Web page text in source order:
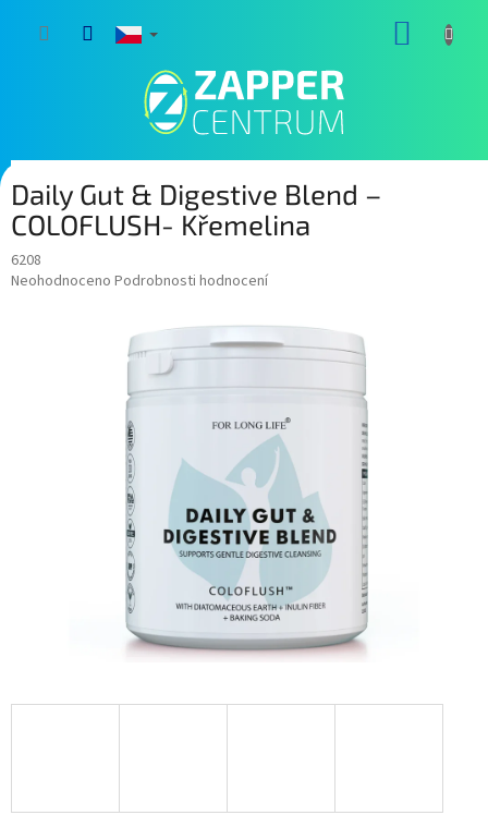
Daily Gut & Digestive Blend –
COLOFLUSH- Křemelina
6208
Průměrné
Neohodnoceno Podrobnosti hodnocení